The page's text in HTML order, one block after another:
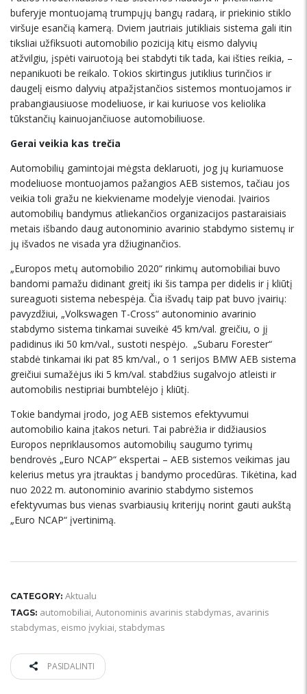
buferyje montuojamą trumpųjų bangų radarą, ir priekinio stiklo
viršuje esančią kamerą. Dviem jautriais jutikliais sistema gali itin
tiksliai užfiksuoti automobilio poziciją kitų eismo dalyvių
atžvilgiu, įspėti vairuotoją bei stabdyti tik tada, kai išties reikia, –
nepanikuoti be reikalo. Tokios skirtingus jutiklius turinčios ir
daugelį eismo dalyvių atpažįstančios sistemos montuojamos ir
prabangiausiuose modeliuose, ir kai kuriuose vos keliolika
tūkstančių kainuojančiuose automobiliuose.
Gerai veikia kas trečia
Automobilių gamintojai mėgsta deklaruoti, jog jų kuriamuose
modeliuose montuojamos pažangios AEB sistemos, tačiau jos
veikia toli gražu ne kiekviename modelyje vienodai. Įvairios
automobilių bandymus atliekančios organizacijos pastaraisiais
metais išbando daug autonominio avarinio stabdymo sistemų ir
jų išvados ne visada yra džiuginančios.
„Europos metų automobilio 2020“ rinkimų automobiliai buvo
bandomi pamažu didinant greitį iki šis tampa per didelis ir į kliūtį
sureaguoti sistema nebespėja. Čia išvadų taip pat buvo įvairių:
pavyzdžiui, „Volkswagen T-Cross“ autonominio avarinio
stabdymo sistema tinkamai suveikė 45 km/val. greičiu, o jį
padidinus iki 50 km/val., sustoti nespėjo. „Subaru Forester“
stabdė tinkamai iki pat 85 km/val., o 1 serijos BMW AEB sistema
greičiui sumažėjus iki 5 km/val. stabdžius sugalvojo atleisti ir
automobilis nestipriai bumbtelėjo į kliūtį.
Tokie bandymai įrodo, jog AEB sistemos efektyvumui
automobilio kaina įtakos neturi. Tai pabrėžia ir didžiausios
Europos nepriklausomos automobilių saugumo tyrimų
bendrovės „Euro NCAP“ ekspertai – AEB sistemos veikimas jau
kelerius metus yra įtrauktas į bandymo procedūras. Tikėtina, kad
nuo 2022 m. autonominio avarinio stabdymo sistemos
efektyvumas bus vienas svarbiausių kriterijų norint gauti aukštą
„Euro NCAP“ įvertinimą.
CATEGORY: Aktualu
TAGS: automobiliai Autonominis avarinis stabdymas avarinis
stabdymas eismo įvykiai stabdymas
PASIDALINTI